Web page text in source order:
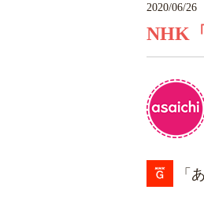
2020/06/26
NHK
「